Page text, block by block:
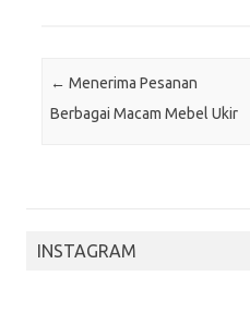
Post navigation
← Menerima Pesanan
Berbagai Macam Mebel Ukir
INSTAGRAM